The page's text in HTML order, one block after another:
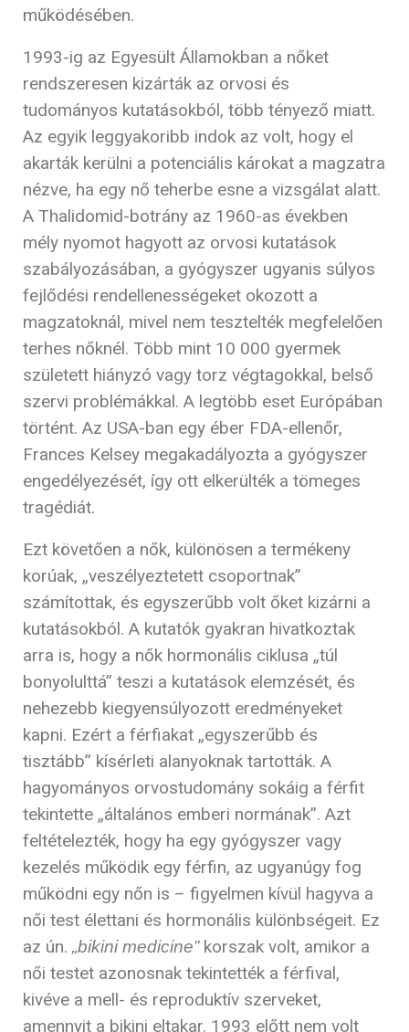
működésében.
1993-ig az Egyesült Államokban a nőket
rendszeresen kizárták az orvosi és
tudományos kutatásokból, több tényező miatt.
Az egyik leggyakoribb indok az volt, hogy el
akarták kerülni a potenciális károkat a magzatra
nézve, ha egy nő teherbe esne a vizsgálat alatt.
A Thalidomid-botrány az 1960-as években
mély nyomot hagyott az orvosi kutatások
szabályozásában, a gyógyszer ugyanis súlyos
fejlődési rendellenességeket okozott a
magzatoknál, mivel nem tesztelték megfelelően
terhes nőknél. Több mint 10 000 gyermek
született hiányzó vagy torz végtagokkal, belső
szervi problémákkal. A legtöbb eset Európában
történt. Az USA-ban egy éber FDA-ellenőr,
Frances Kelsey megakadályozta a gyógyszer
engedélyezését, így ott elkerülték a tömeges
tragédiát.
Ezt követően a nők, különösen a termékeny
korúak, „veszélyeztetett csoportnak”
számítottak, és egyszerűbb volt őket kizárni a
kutatásokból. A kutatók gyakran hivatkoztak
arra is, hogy a nők hormonális ciklusa „túl
bonyolulttá” teszi a kutatások elemzését, és
nehezebb kiegyensúlyozott eredményeket
kapni. Ezért a férfiakat „egyszerűbb és
tisztább” kísérleti alanyoknak tartották. A
hagyományos orvostudomány sokáig a férfit
tekintette „általános emberi normának”. Azt
feltételezték, hogy ha egy gyógyszer vagy
kezelés működik egy férfin, az ugyanúgy fog
működni egy nőn is – figyelmen kívül hagyva a
női test élettani és hormonális különbségeit. Ez
az ún. „bikini medicine”korszak volt, amikor a
női testet azonosnak tekintették a férfival,
kivéve a mell- és reproduktív szerveket,
amennyit a bikini eltakar. 1993 előtt nem volt